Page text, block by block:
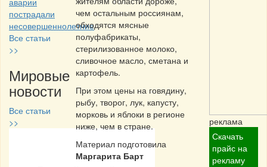
пострадали
несовершеннолетние
Все статьи
>>
Мировые
новости
Все статьи
>>
Частная реклама
чем остальным россиянам,
обходятся мясные
полуфабрикаты,
стерилизованное молоко,
сливочное масло, сметана и
картофель.
При этом цены на говядину,
рыбу, творог, лук, капусту,
морковь и яблоки в регионе
ниже, чем в стране.
Материал подготовила
Маргарита Барт
реклама
Скачать
прайс на
рекламу